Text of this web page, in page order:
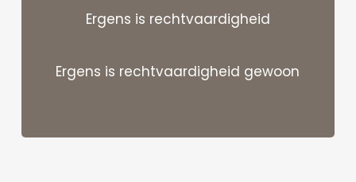
Ergens is rechtvaardigheid
Ergens is rechtvaardigheid gewoon